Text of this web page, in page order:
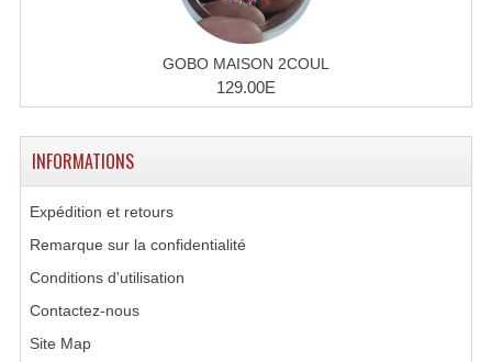
Microphones De Surface
Multi-Effets, Reverbes Etc...
Pupitre Pour Discours
Samplers, Échantillonneurs
Système Sans Fil In-Ear Monitoring
GOBO MAISON 2COUL
129.00E
INFORMATIONS
Expédition et retours
Remarque sur la confidentialité
Conditions d'utilisation
Contactez-nous
Site Map